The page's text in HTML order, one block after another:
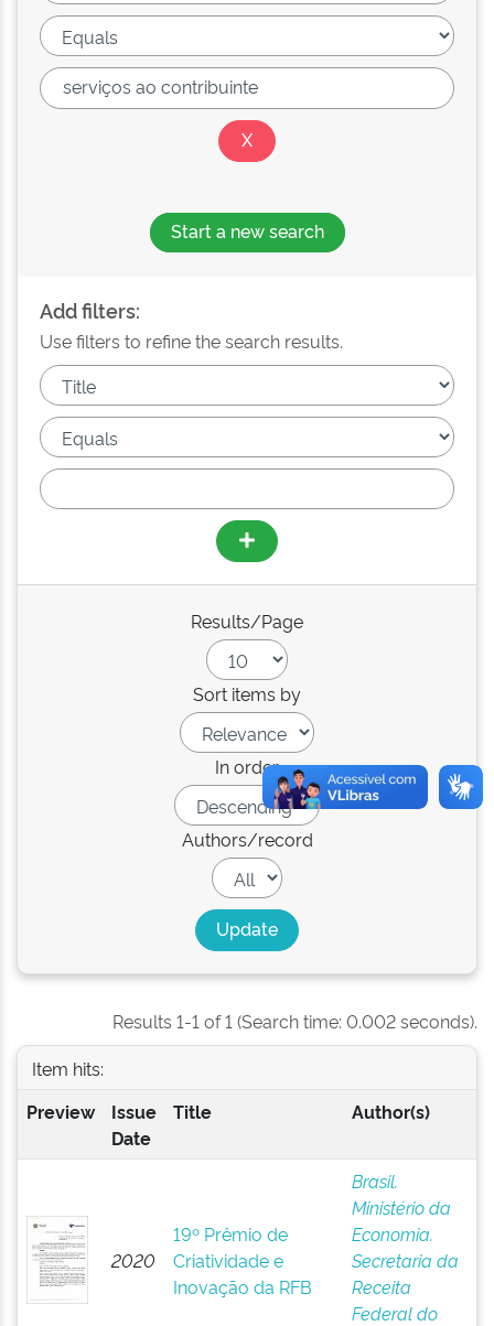
Start a new search
Add filters:
Use filters to refine the search results.
Results/Page
Sort items by
In order
Authors/record
Results 1-1 of 1 (Search time: 0.002 seconds).
Item hits:
Preview
Issue
Date
Title Author(s)
2020
19º Prêmio de
Criatividade e
Inovação da RFB
Brasil.
Ministério da
Economia.
Secretaria da
Receita
Federal do